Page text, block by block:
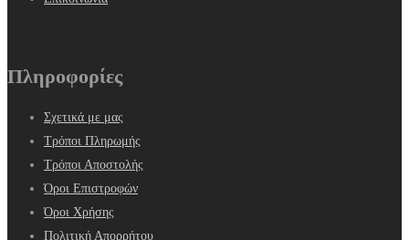
Πληροφορίες
Σχετικά με μας
Τρόποι Πληρωμής
Τρόποι Αποστολής
Όροι Επιστροφών
Όροι Χρήσης
Πολιτική Απορρήτου